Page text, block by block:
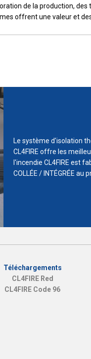
de la production,
offrent une valeur et
Le système d'isolation
CL4FIRE offre les
l'incendie CL4FIRE est
COLLÉE / INTÉGRÉE
Téléchargements
CL4FIRE Red
CL4FIRE Code 96